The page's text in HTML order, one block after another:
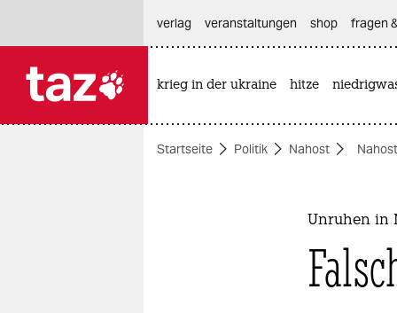
themen
verlag
veranstaltungen shop fragen
krieg in der ukraine hitze
Startseite Politik Nahost
Unruhen in